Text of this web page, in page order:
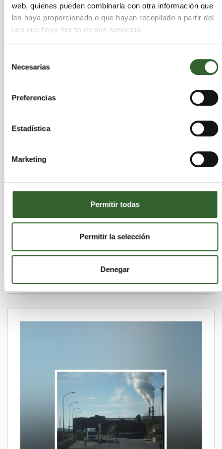
web, quienes pueden combinarla con otra información que
les haya proporcionado o que hayan recopilado a partir del
uso que haya hecho de sus servicios.
Necesarias
Preferencias
Estadística
Marketing
Permitir todas
Permitir la selección
Denegar
martes 03 de julio de 2012
recogida y venta de pilas a domicilio
martes 03 de julio de 2012